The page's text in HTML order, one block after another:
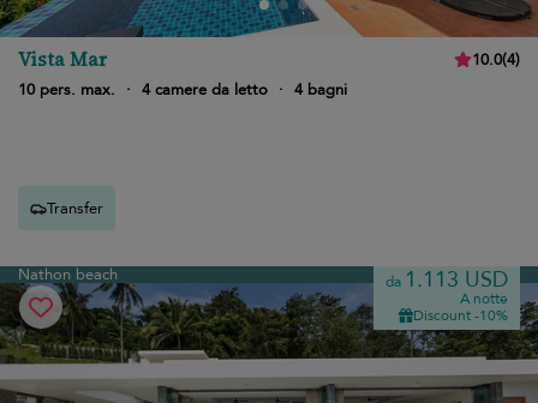
Vista Mar 10.0(4)
10 pers. max.
· 4 camere da letto · 4 bagni
Transfer
Nathon beach da 1.113 USD
A notte
Discount -10%